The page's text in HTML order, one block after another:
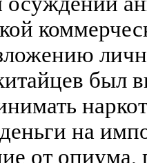
был
на
от